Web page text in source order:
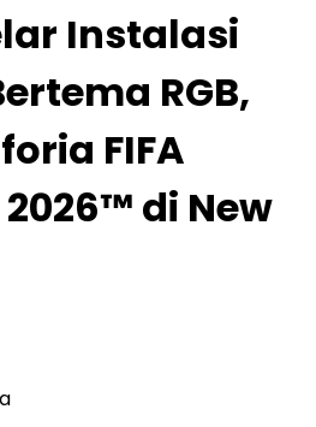
Instalasi
RGB,
FIFA
di New